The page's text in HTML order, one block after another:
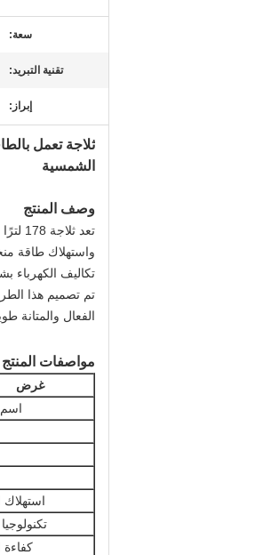
سعة:
تقنية التبريد:
إبراز:
الشمسية
وصف المنتج
تكاليف الكهرباء
الفعال والمتانة
مواصفات المنتج
غرض
اسم
استهلاك
تكنولوجيا
كفاءة